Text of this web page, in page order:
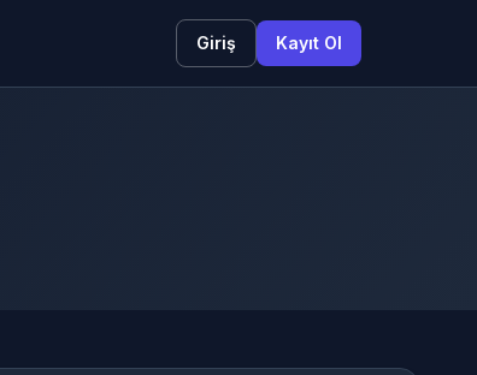
Giriş Kayıt Ol